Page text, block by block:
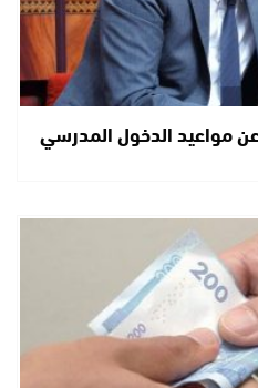
عن مواعيد الدخول المدرسي